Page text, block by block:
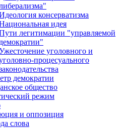
консерватизма
идея
легитимации "управляемой
демократии"
уголовного и
процесуального
демократии
общество
режим
и оппозиция
слова